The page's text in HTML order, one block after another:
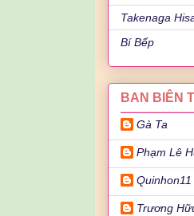
Takenaga
Bí Bếp
BAN BIÊN
Gà Ta
Phạm Lê
Quinhon11
Trương